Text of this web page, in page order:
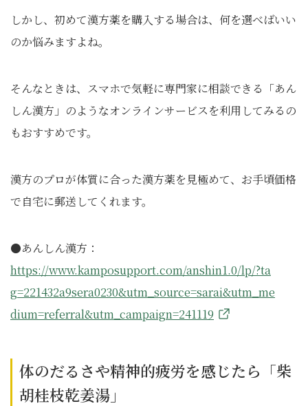
しかし、初めて漢方薬を購入する場合は、何を選べばいい
のか悩みますよね。
そんなときは、スマホで気軽に専門家に相談できる「あん
しん漢方」のようなオンラインサービスを利用してみるの
もおすすめです。
漢方のプロが体質に合った漢方薬を見極めて、お手頃価格
で自宅に郵送してくれます。
●あんしん漢方：
https://www.kamposupport.com/anshin1.0/lp/?ta
g=221432a9sera0230&utm_source=sarai&utm_me
dium=referral&utm_campaign=241119
体のだるさや精神的疲労を感じたら「柴
胡桂枝乾姜湯」